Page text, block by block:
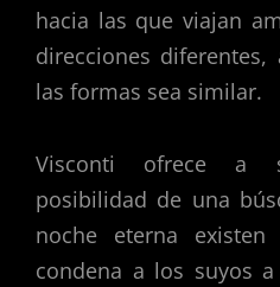
hacia las que viajan
direcciones
las formas sea similar.
Visconti ofrece a
posibilidad de una
noche eterna
condena a los suyos